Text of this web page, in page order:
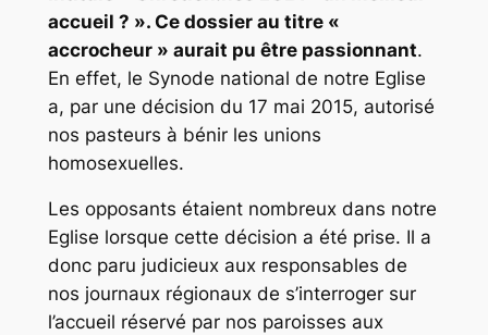
accueil ? ». Ce dossier au titre «
accrocheur » aurait pu être passionnant.
En effet, le Synode national de notre Eglise
a, par une décision du 17 mai 2015, autorisé
nos pasteurs à bénir les unions
homosexuelles.
Les opposants étaient nombreux dans notre
Eglise lorsque cette décision a été prise. Il a
donc paru judicieux aux responsables de
nos journaux régionaux de s’interroger sur
l’accueil réservé par nos paroisses aux